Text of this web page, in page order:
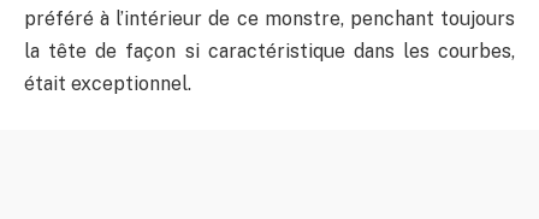
préféré à l’intérieur de ce monstre, penchant toujours
la tête de façon si caractéristique dans les courbes,
était exceptionnel.